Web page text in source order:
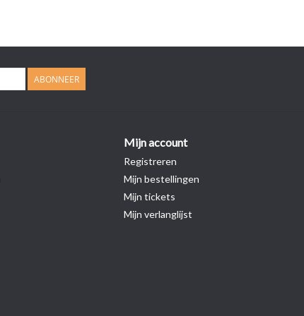
ABONNEER
Mijn account
Registreren
Mijn bestellingen
Mijn tickets
Mijn verlanglijst